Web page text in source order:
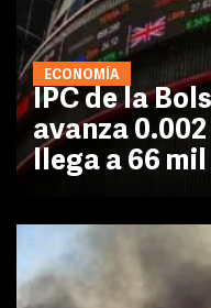
ECONOMÍA
IPC de la
avanza
llega a 66